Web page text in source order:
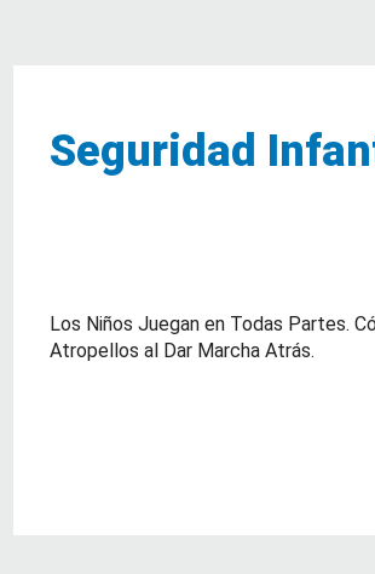
Seguridad
Los Niños Juegan en Todas Partes.
Atropellos al Dar Marcha Atrás.